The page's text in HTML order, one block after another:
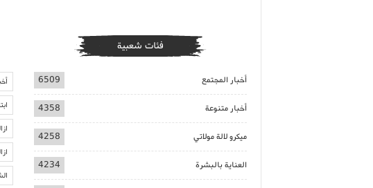
فئات شعبية
أخبار المجتمع 6509
أخبار متنوعة 4358
ميكرو لالة مولاتي 4258
العناية بالبشرة 4234